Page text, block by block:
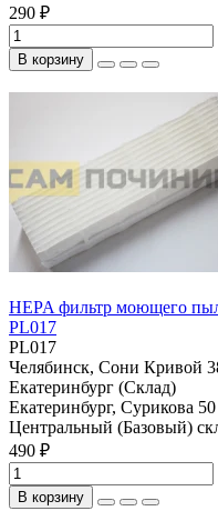
290 ₽
В корзину
HEPA фильтр моющего
PL017
PL017
Челябинск, Сони Кривой
Екатеринбург (Склад)
Екатеринбург, Сурикова
Центральный (Базовый)
490 ₽
В корзину